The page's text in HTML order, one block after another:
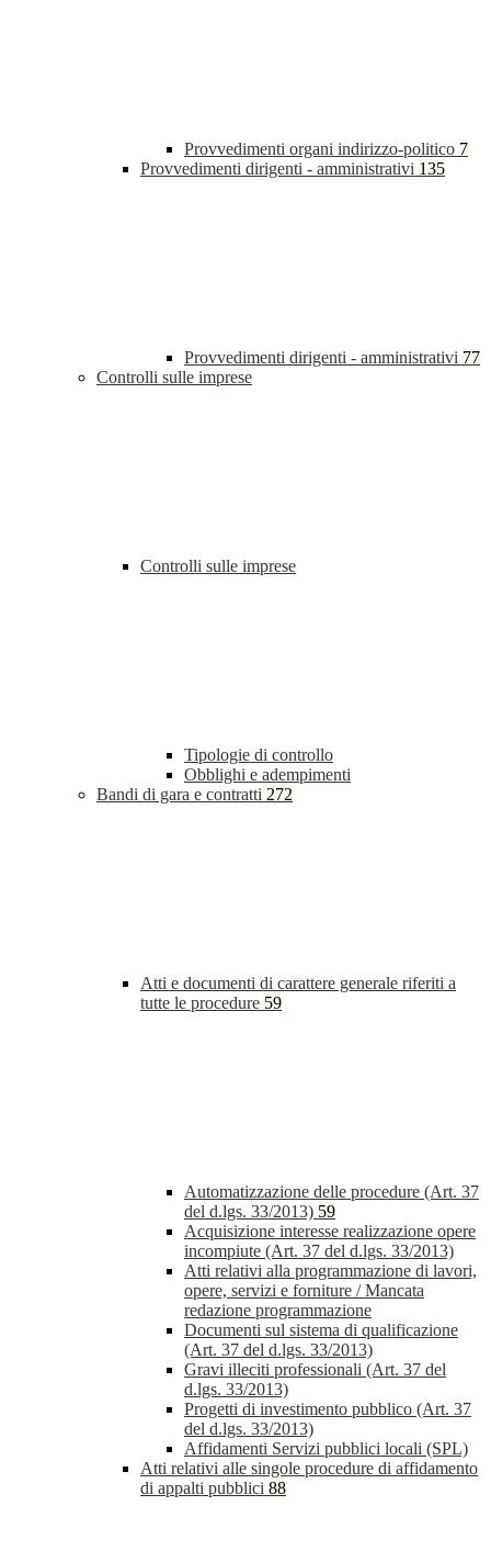
Provvedimenti organi indirizzo-politico 7
Provvedimenti dirigenti - amministrativi 135
Provvedimenti dirigenti - amministrativi 77
Controlli sulle imprese
Controlli sulle imprese
Tipologie di controllo
Obblighi e adempimenti
Bandi di gara e contratti 272
Atti e documenti di carattere generale riferiti a
tutte le procedure 59
Automatizzazione delle procedure (Art. 37
del d.lgs. 33/2013) 59
Acquisizione interesse realizzazione opere
incompiute (Art. 37 del d.lgs. 33/2013)
Atti relativi alla programmazione di lavori,
opere, servizi e forniture / Mancata
redazione programmazione
Documenti sul sistema di qualificazione
(Art. 37 del d.lgs. 33/2013)
Gravi illeciti professionali (Art. 37 del
d.lgs. 33/2013)
Progetti di investimento pubblico (Art. 37
del d.lgs. 33/2013)
Affidamenti Servizi pubblici locali (SPL)
Atti relativi alle singole procedure di affidamento
di appalti pubblici 88